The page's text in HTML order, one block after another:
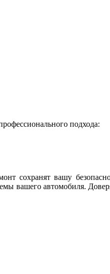
подхода:
сохранят вашу
вашего автомобиля.